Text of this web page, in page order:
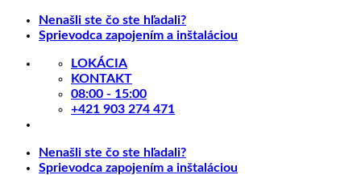
Skip
Nenašli ste čo ste hľadali?
Sprievodca zapojením a inštaláciou
LOKÁCIA
KONTAKT
08:00 - 15:00
+421 903 274 471
Nenašli ste čo ste hľadali?
Sprievodca zapojením a inštaláciou